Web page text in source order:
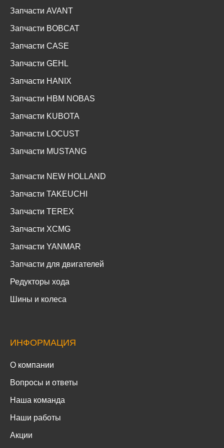
Запчасти AVANT
Запчасти BOBCAT
Запчасти CASE
Запчасти GEHL
Запчасти HANIX
Запчасти HBM NOBAS
Запчасти KUBOTA
Запчасти LOCUST
Запчасти MUSTANG
Запчасти NEW HOLLAND
Запчасти TAKEUCHI
Запчасти TEREX
Запчасти XCMG
Запчасти YANMAR
Запчасти для двигателей
Редукторы хода
Шины и колеса
ИНФОРМАЦИЯ
О компании
Вопросы и ответы
Наша команда
Наши работы
Акции